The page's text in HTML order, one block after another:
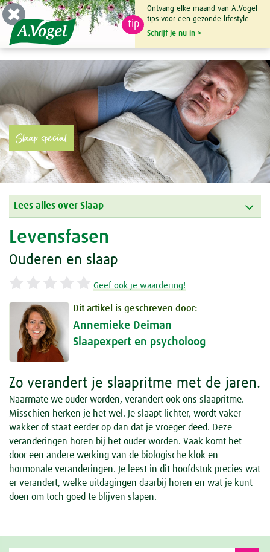
Slaap special
Lees alles over Slaap
Levensfasen
Ouderen en slaap
Geef ook je waardering!
Dit artikel is geschreven door:
Annemieke Deiman
Slaapexpert en psycholoog
Zo verandert je slaapritme met de jaren.
Naarmate we ouder worden, verandert ook ons slaapritme.
Misschien herken je het wel. Je slaapt lichter, wordt vaker
wakker of staat eerder op dan dat je vroeger deed. Deze
veranderingen horen bij het ouder worden. Vaak komt het
door een andere werking van de biologische klok en
hormonale veranderingen. Je leest in dit hoofdstuk precies wat
er verandert, welke uitdagingen daarbij horen en wat je kunt
doen om toch goed te blijven slapen.
tip
Ontvang elke maand van A.Vogel
tips voor een gezonde lifestyle.
Schrijf je nu in >